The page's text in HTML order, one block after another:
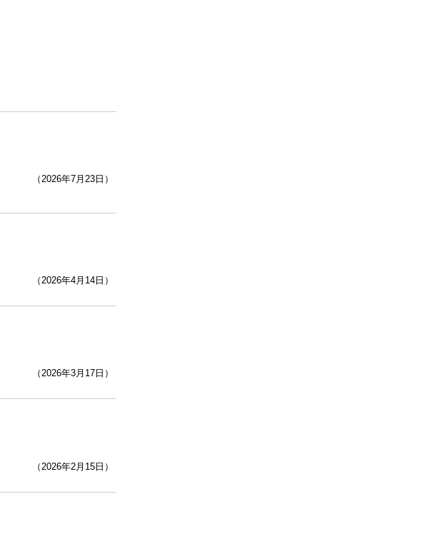
（2026年7月23日）
（2026年4月14日）
（2026年3月17日）
（2026年2月15日）